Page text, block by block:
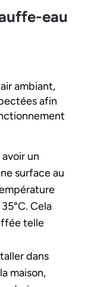
eau
ambiant,
afin
un
surface au
Cela
telle
dans
maison,